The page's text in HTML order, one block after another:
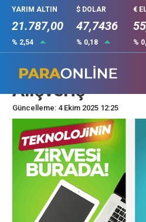
YARIM ALTIN
21.787,00
% 2,54
$ DOLAR
47,7436
% 0,18
€
%
Mordepom ile
Alışveriş
Güncelleme: 4 Ekim 2025 12:25